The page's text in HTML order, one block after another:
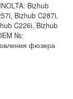
Bizhub
Bizhub C287i,
C226i, Bizhub
№:
фюзера